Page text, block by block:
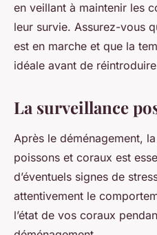
en veillant à maintenir les
leur survie. Assurez-vous
est en marche et que la
idéale avant de
La surveillance
Après le déménagement,
poissons et coraux est
d’éventuels signes de
attentivement le
l’état de vos coraux